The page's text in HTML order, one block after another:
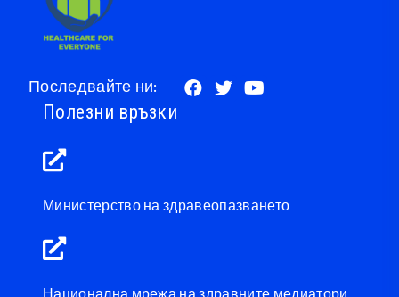
Последвайте ни:
Полезни връзки
Министерство на здравеопазването
Национална мрежа на здравните медиатори